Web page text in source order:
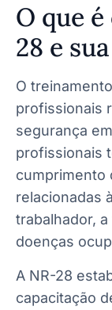
O que
28 e
O
profissionais
segurança
profissionais
cumprimento
relacionadas
trabalhador,
doenças
A NR-28
capacitação